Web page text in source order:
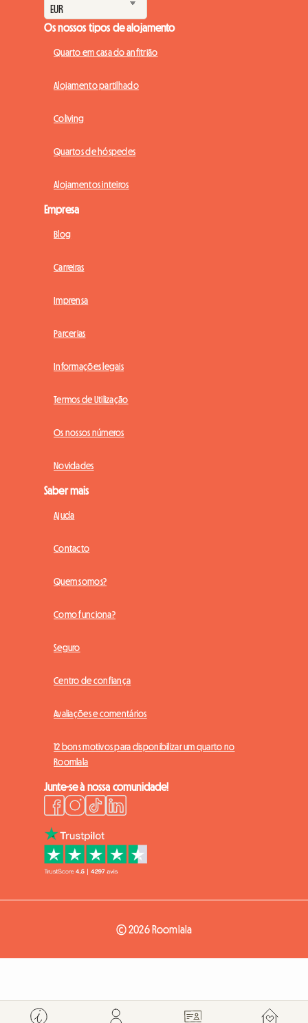
Os nossos tipos de alojamento
Quarto em casa do anfitrião
Alojamento partilhado
Coliving
Quartos de hóspedes
Alojamentos inteiros
Empresa
Blog
Carreiras
Imprensa
Parcerias
Informações legais
Termos de Utilização
Os nossos números
Novidades
Saber mais
Ajuda
Contacto
Quem somos?
Como funciona?
Seguro
Centro de confiança
Avaliações e comentários
12 bons motivos para disponibilizar um quarto no
Roomlala
Junte-se à nossa comunidade!
© 2026 Roomlala